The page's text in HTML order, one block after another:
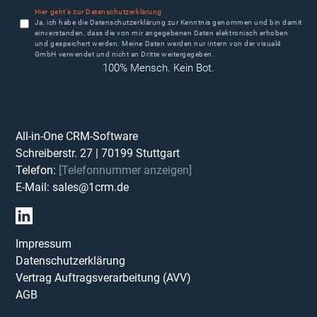
Hier geht's zur Datenschutzerklärung
Ja, ich habe die Datenschutzerklärung zur Kenntnis genommen und bin damit
einverstanden, dass die von mir angegebenen Daten elektronisch erhoben
und gespeichert werden. Meine Daten werden nur intern von der visual4
GmbH verwendet und nicht an Dritte weitergegeben.
100% Mensch. Kein Bot.
All-in-One CRM-Software
Schreiberstr. 27 |70199 Stuttgart
Telefon: [Telefonnummer anzeigen]
E-Mail:sales@1crm.de
Impressum
Datenschutzerklärung
Vertrag Auftragsverarbeitung (AVV)
AGB